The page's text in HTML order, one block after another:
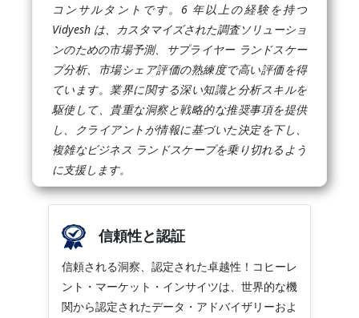
コンサルタントです。6 年以上の経験を持つ
Vidyesh は、カスタマイズされた調査ソリューショ
ンのための市場予測、サプライヤー ランドスケー
プ分析、市場シェア評価の熟練度で高い評価を得
ています。業界に関する深い知識と分析スキルを
駆使して、貴重な洞察と戦略的な推奨事項を提供
し、クライアントが情報に基づいた決定を下し、
複雑なビジネス ランドスケープを乗り切れるよう
に支援します。
信頼性と認証
信頼される洞察、認定された卓越性！コヒーレ
ント・マーケット・インサイツは、世界的な機
関から認定されたデータ・アドバイザリーおよ